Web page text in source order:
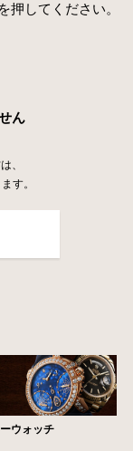
押してください。
ん
、
す。
ウォッチ